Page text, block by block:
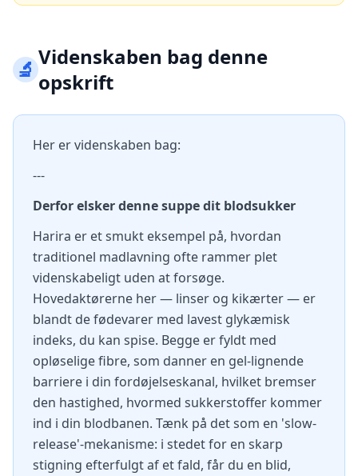
🔬Videnskaben bag denne
opskrift
Her er videnskaben bag:
---
Derfor elsker denne suppe dit blodsukker
Harira er et smukt eksempel på, hvordan
traditionel madlavning ofte rammer plet
videnskabeligt uden at forsøge.
Hovedaktørerne her — linser og kikærter — er
blandt de fødevarer med lavest glykæmisk
indeks, du kan spise. Begge er fyldt med
opløselige fibre, som danner en gel-lignende
barriere i din fordøjelseskanal, hvilket bremser
den hastighed, hvormed sukkerstoffer kommer
ind i din blodbanen. Tænk på det som en 'slow-
release'-mekanisme: i stedet for en skarp
stigning efterfulgt af et fald, får du en blid,